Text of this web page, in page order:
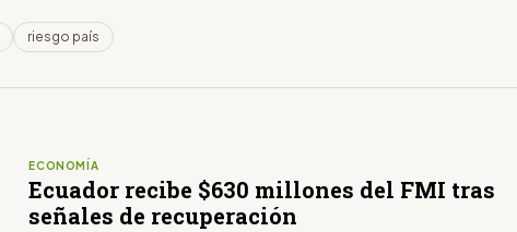
riesgo país
ECONOMÍA
Ecuador recibe $630 millones del FMI tras
señales de recuperación